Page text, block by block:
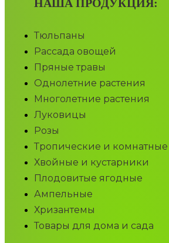
НАША ПРОДУКЦИЯ:
Тюльпаны
Рассада овощей
Пряные травы
Однолетние растения
Многолетние растения
Луковицы
Розы
Тропические и комнатные
Хвойные и кустарники
Плодовитые ягодные
Ампельные
Хризантемы
Товары для дома и сада